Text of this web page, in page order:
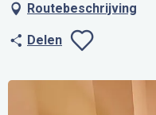
Routebeschrijving
Delen